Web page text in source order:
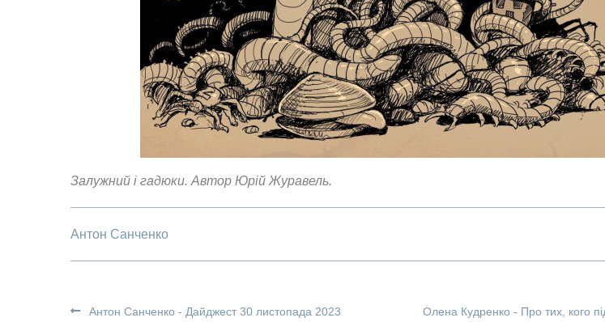
Залужний і гадюки. Автор Юрій Журавель.
Антон Санченко
Антон Санченко - Дайджест 30 листопада 2023 Олена Кудренко - Про тих, кого